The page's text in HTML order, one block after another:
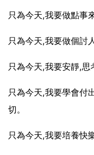
只為今天,我要做點事
只為今天,我要做個討
只為今天,我要安靜,思
只為今天,我要學會付
切。
只為今天,我要培養快